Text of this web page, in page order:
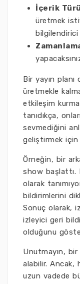
İçerik
üretmek
bilgilendirici
Bir yayın
üretmekle
etkileşim
tanıdıkça,
sevmediğini
geliştirmek için
Örneğin, bir
show başlattı.
olarak
bildirimlerini
Sonuç olarak,
izleyici geri
olduğunu
Unutmayın, bir
alabilir. Ancak,
uzun vadede